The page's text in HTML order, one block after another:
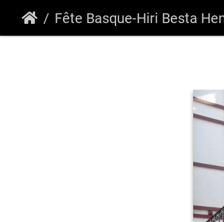
Fête Basque-Hiri Besta Hendaia